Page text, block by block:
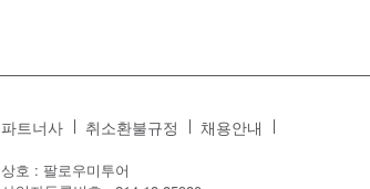
파트너사 취소환불규정 채용안내
상호 : 팔로우미투어